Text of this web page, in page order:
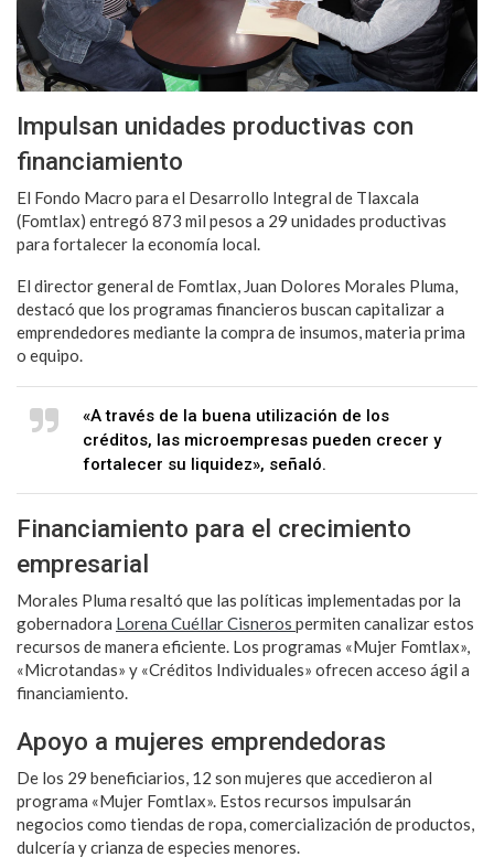
Impulsan unidades productivas con
financiamiento
El Fondo Macro para el Desarrollo Integral de Tlaxcala
(Fomtlax) entregó 873 mil pesos a 29 unidades productivas
para fortalecer la economía local.
El director general de Fomtlax, Juan Dolores Morales Pluma,
destacó que los programas financieros buscan capitalizar a
emprendedores mediante la compra de insumos, materia prima
o equipo.
«A través de la buena utilización de los
créditos, las microempresas pueden crecer y
fortalecer su liquidez», señaló.
Financiamiento para el crecimiento
empresarial
Morales Pluma resaltó que las políticas implementadas por la
gobernadora Lorena Cuéllar Cisneros permiten canalizar estos
recursos de manera eficiente. Los programas «Mujer Fomtlax»,
«Microtandas» y «Créditos Individuales» ofrecen acceso ágil a
financiamiento.
Apoyo a mujeres emprendedoras
De los 29 beneficiarios, 12 son mujeres que accedieron al
programa «Mujer Fomtlax». Estos recursos impulsarán
negocios como tiendas de ropa, comercialización de productos,
dulcería y crianza de especies menores.